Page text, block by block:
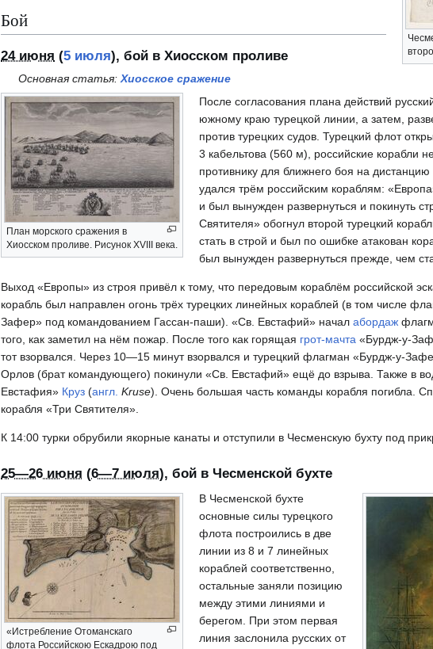
Бой
24 июня (5 июля), бой в Хиосском проливе
Основная статья:Хиосское сражение
План морского сражения в
Хиосском проливе. Рисунок XVIII века.
После согласования плана действий
южному краю турецкой линии, а затем,
против турецких судов. Турецкий флот
3 кабельтова (560 м), российские корабли
противнику для ближнего боя на
удался трём российским кораблям:
и был вынужден развернуться и покинуть
Святителя» обогнул второй турецкий
стать в строй и был по ошибке атакован
был вынужден развернуться прежде, чем
Выход «Европы» из строя привёл к тому, что передовым кораблём российской
корабль был направлен огонь трёх турецких линейных кораблей (в том числе
Зафер» под командованием Гассан-паши). «Св. Евстафий» начал абордаж
того, как заметил на нём пожар. После того как горящая грот-мачта «Бурдж-у-
тот взорвался. Через 10—15 минут взорвался и турецкий флагман «Бурдж-у-
Орлов (брат командующего) покинули «Св. Евстафий» ещё до взрыва. Также в
Евстафия» Круз (англ. Kruse). Очень большая часть команды корабля погибла.
корабля «Три Святителя».
К 14:00 турки обрубили якорные канаты и отступили в Чесменскую бухту под
25—26 июня (6—7 июля), бой в Чесменской бухте
«Истребление Отоманскаго
флота Российскою Ескадрою под
В Чесменской бухте
основные силы турецкого
флота построились в две
линии из 8 и 7 линейных
кораблей соответственно,
остальные заняли позицию
между этими линиями и
берегом. При этом первая
линия заслонила русских от